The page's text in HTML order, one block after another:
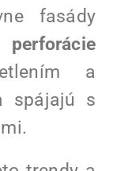
fasády
a
spájajú s